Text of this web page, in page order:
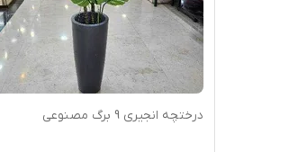
درختچه انجیری 9 برگ مصنوعی